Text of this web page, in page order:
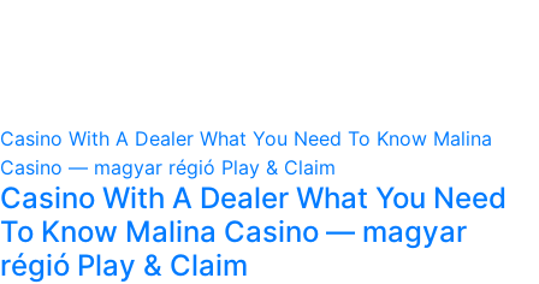
Casino With A Dealer What You Need To Know Malina
Casino — magyar régió Play & Claim
Casino With A Dealer What You Need
To Know Malina Casino — magyar
régió Play & Claim